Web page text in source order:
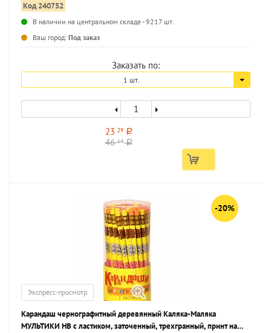
Код 240752
В наличии на центральном складе - 9217 шт.
Ваш город: Под заказ
Заказать по:
1 шт.
23 29 a
4614 a
-20%
Экспресс-просмотр
Карандаш чернографитный деревянный Каляка-Маляка
МУЛЬТИКИ НВ с ластиком, заточенный, трехгранный, принт на